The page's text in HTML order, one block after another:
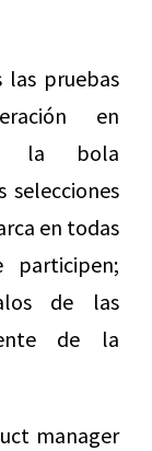
las pruebas
en
la bola
selecciones
en todas
participen;
de las
de la
manager